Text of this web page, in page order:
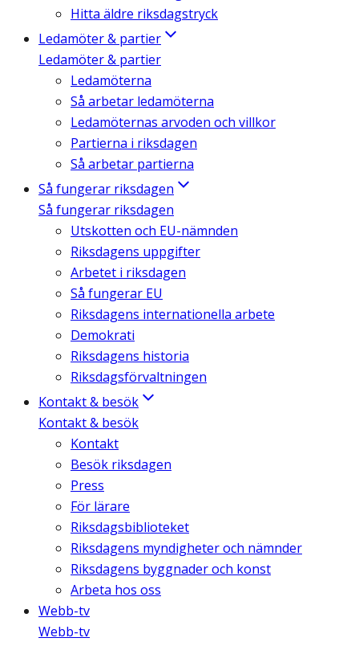
Hitta äldre riksdagstryck
Ledamöter & partier
Ledamöter & partier
Ledamöterna
Så arbetar ledamöterna
Ledamöternas arvoden och villkor
Partierna i riksdagen
Så arbetar partierna
Så fungerar riksdagen
Så fungerar riksdagen
Utskotten och EU-nämnden
Riksdagens uppgifter
Arbetet i riksdagen
Så fungerar EU
Riksdagens internationella arbete
Demokrati
Riksdagens historia
Riksdagsförvaltningen
Kontakt & besök
Kontakt & besök
Kontakt
Besök riksdagen
Press
För lärare
Riksdagsbiblioteket
Riksdagens myndigheter och nämnder
Riksdagens byggnader och konst
Arbeta hos oss
Webb-tv
Webb-tv